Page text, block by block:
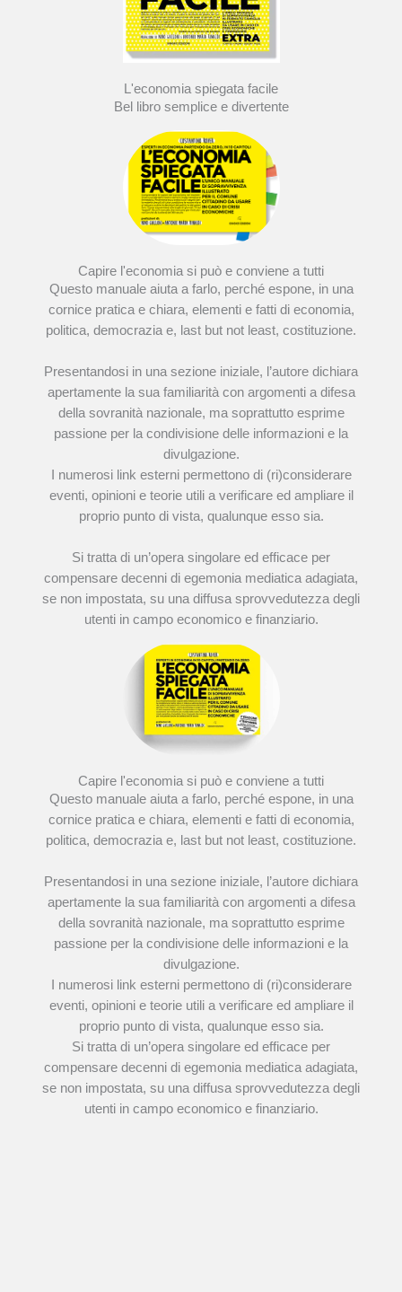
L'economia spiegata facile
Bel libro semplice e divertente
Capire l'economia si può e conviene a tutti
Questo manuale aiuta a farlo, perché espone, in una
cornice pratica e chiara, elementi e fatti di economia,
politica, democrazia e, last but not least, costituzione.
Presentandosi in una sezione iniziale, l’autore dichiara
apertamente la sua familiarità con argomenti a difesa
della sovranità nazionale, ma soprattutto esprime
passione per la condivisione delle informazioni e la
divulgazione.
I numerosi link esterni permettono di (ri)considerare
eventi, opinioni e teorie utili a verificare ed ampliare il
proprio punto di vista, qualunque esso sia.
Si tratta di un’opera singolare ed efficace per
compensare decenni di egemonia mediatica adagiata,
se non impostata, su una diffusa sprovvedutezza degli
utenti in campo economico e finanziario.
Capire l'economia si può e conviene a tutti
Questo manuale aiuta a farlo, perché espone, in una
cornice pratica e chiara, elementi e fatti di economia,
politica, democrazia e, last but not least, costituzione.
Presentandosi in una sezione iniziale, l’autore dichiara
apertamente la sua familiarità con argomenti a difesa
della sovranità nazionale, ma soprattutto esprime
passione per la condivisione delle informazioni e la
divulgazione.
I numerosi link esterni permettono di (ri)considerare
eventi, opinioni e teorie utili a verificare ed ampliare il
proprio punto di vista, qualunque esso sia.
Si tratta di un’opera singolare ed efficace per
compensare decenni di egemonia mediatica adagiata,
se non impostata, su una diffusa sprovvedutezza degli
utenti in campo economico e finanziario.